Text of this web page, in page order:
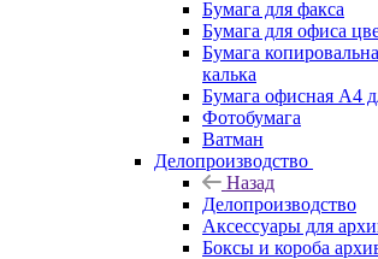
Бумага для факса
Бумага для офиса
Бумага
калька
Бумага офисная А4
Фотобумага
Ватман
Делопроизводство
Назад
Делопроизводство
Аксессуары для
Боксы и короба